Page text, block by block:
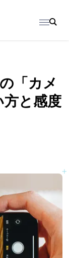
「カメ
方と感度